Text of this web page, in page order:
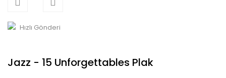
Hızlı Gönderi
Jazz - 15 Unforgettables Plak